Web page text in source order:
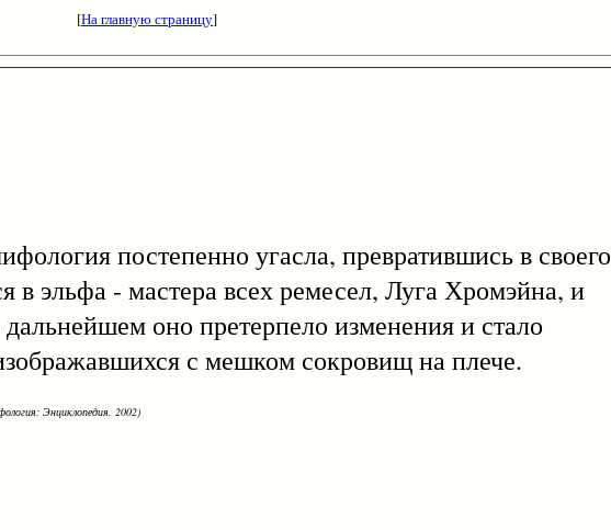
[На главную страницу]
постепенно угасла, превратившись в своего
в эльфа - мастера всех ремесел, Луга Хромэйна, и
оно претерпело изменения и стало
с мешком сокровищ на плече.
Энциклопедия. 2002)